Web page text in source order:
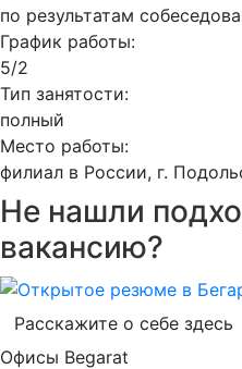
по результатам
График работы:
5/2
Тип занятости:
полный
Место работы:
филиал в России, г.
Не нашли
вакансию?
Расскажите о себе здесь
Офисы Begarat